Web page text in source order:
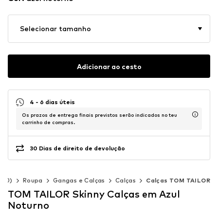
Selecionar tamanho
Adicionar ao cesto
4 - 6 dias úteis
Os prazos de entrega finais previstos serão indicados no teu
carrinho de compras.
30 Dias de direito de devolução
Roupa Gangas e Calças Calças Calças TOM TAILOR
TOM TAILOR Skinny Calças em Azul
Noturno